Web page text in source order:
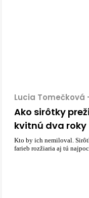
Lucia Tomečková
Ako sirôtky
kvitnú dva roky
Kto by ich nemiloval.
farieb rozžiaria aj tú